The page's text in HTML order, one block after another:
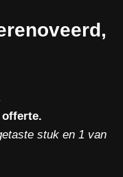
stuk en 1 van